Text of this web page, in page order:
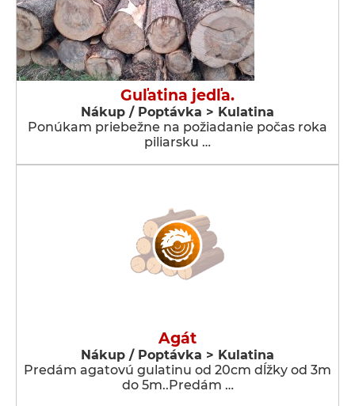
Guľatina jedľa.
Nákup / Poptávka > Kulatina
Ponúkam priebežne na požiadanie počas roka
piliarsku …
Agát
Nákup / Poptávka > Kulatina
Predám agatovú gulatinu od 20cm dĺžky od 3m
do 5m..Predám …